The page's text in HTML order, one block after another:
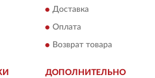
Доставка
Оплата
Возврат товара
ДОПОЛНИТЕЛЬНО